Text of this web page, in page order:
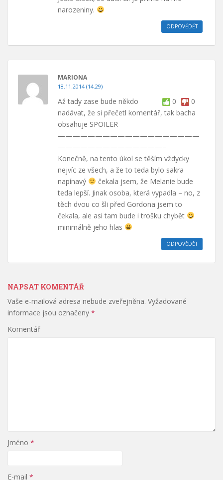
narozeniny.
ODPOVĚDĚT
MARIONA
18.11.2014 (14.29)
0 0
Až tady zase bude někdo
nadávat, že si přečetl komentář, tak bacha
obsahuje SPOILER
———————————————————
——————————————–
Konečně, na tento úkol se těším vždycky
nejvíc ze všech, a že to teda bylo sakra
napínavý
čekala jsem, že Melanie bude
teda lepší. Jinak osoba, která vypadla – no, z
těch dvou co šli před Gordona jsem to
čekala, ale asi tam bude i trošku chybět
minimálně jeho hlas
ODPOVĚDĚT
NAPSAT KOMENTÁŘ
Vaše e-mailová adresa nebude zveřejněna. Vyžadované
informace jsou označeny *
Komentář
Jméno *
E-mail *